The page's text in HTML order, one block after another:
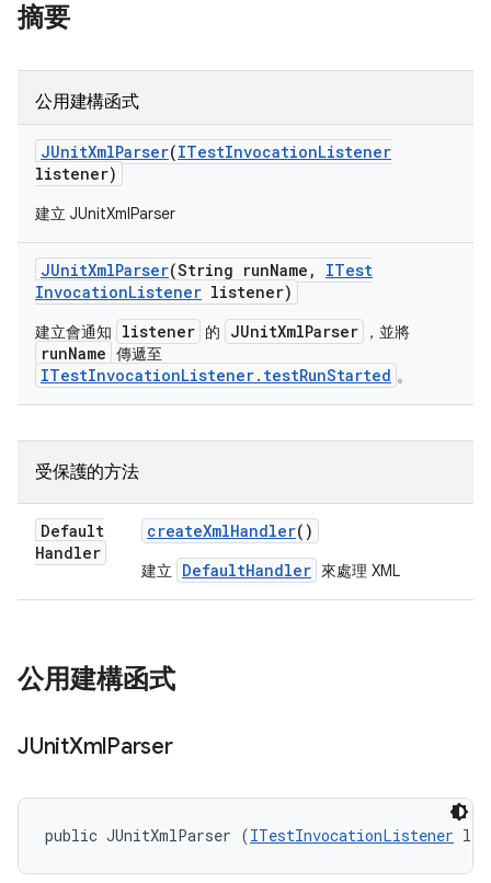
摘要
公用建構函式
JUnitXmlParser(ITestInvocationListener
listener)
建立 JUnitXmlParser
JUnitXmlParser(String runName ,
ITest
InvocationListener listener)
建立會通知 listener 的 JUnitXmlParser ，並將
runName 傳遞至
ITestInvocationListener.testRunStarted 。
受保護的方法
Default
Handler
createXmlHandler()
建立 DefaultHandler 來處理 XML
公用建構函式
JUnitXmlParser
public JUnitXmlParser (ITestInvocationListener